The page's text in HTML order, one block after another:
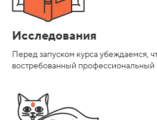
Исследования
Перед запуском курса убеждаемся,
востребованный профессиональный